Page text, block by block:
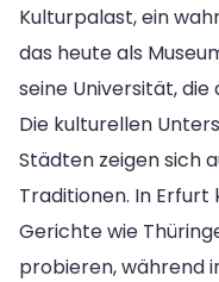
Kulturpalast, ein
das heute als
seine Universität, die
Die kulturellen
Städten zeigen sich
Traditionen. In
Gerichte wie
probieren, während